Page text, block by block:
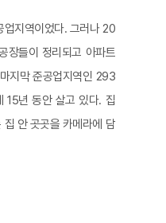
업지역이었다. 그러나 20
장들이 정리되고 아파트
지막 준공업지역인 293
15년 동안 살고 있다. 집
안 곳곳을 카메라에 담